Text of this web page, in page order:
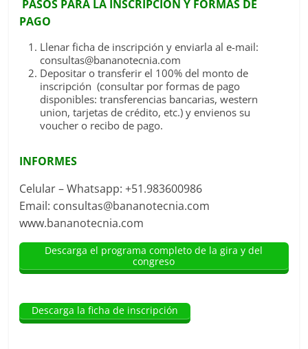
PASOS PARA LA INSCRIPCION Y FORMAS DE
PAGO
Llenar ficha de inscripción y enviarla al e-mail:
consultas@bananotecnia.com
Depositar o transferir el 100% del monto de
inscripción (consultar por formas de pago
disponibles: transferencias bancarias, western
union, tarjetas de crédito, etc.) y envienos su
voucher o recibo de pago.
INFORMES
Celular – Whatsapp: +51.983600986
Email: consultas@bananotecnia.com
www.bananotecnia.com
Descarga el programa completo de la gira y del
congreso
Descarga la ficha de inscripción